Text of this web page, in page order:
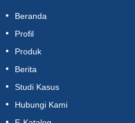
Beranda
Profil
Produk
Berita
Studi Kasus
Hubungi Kami